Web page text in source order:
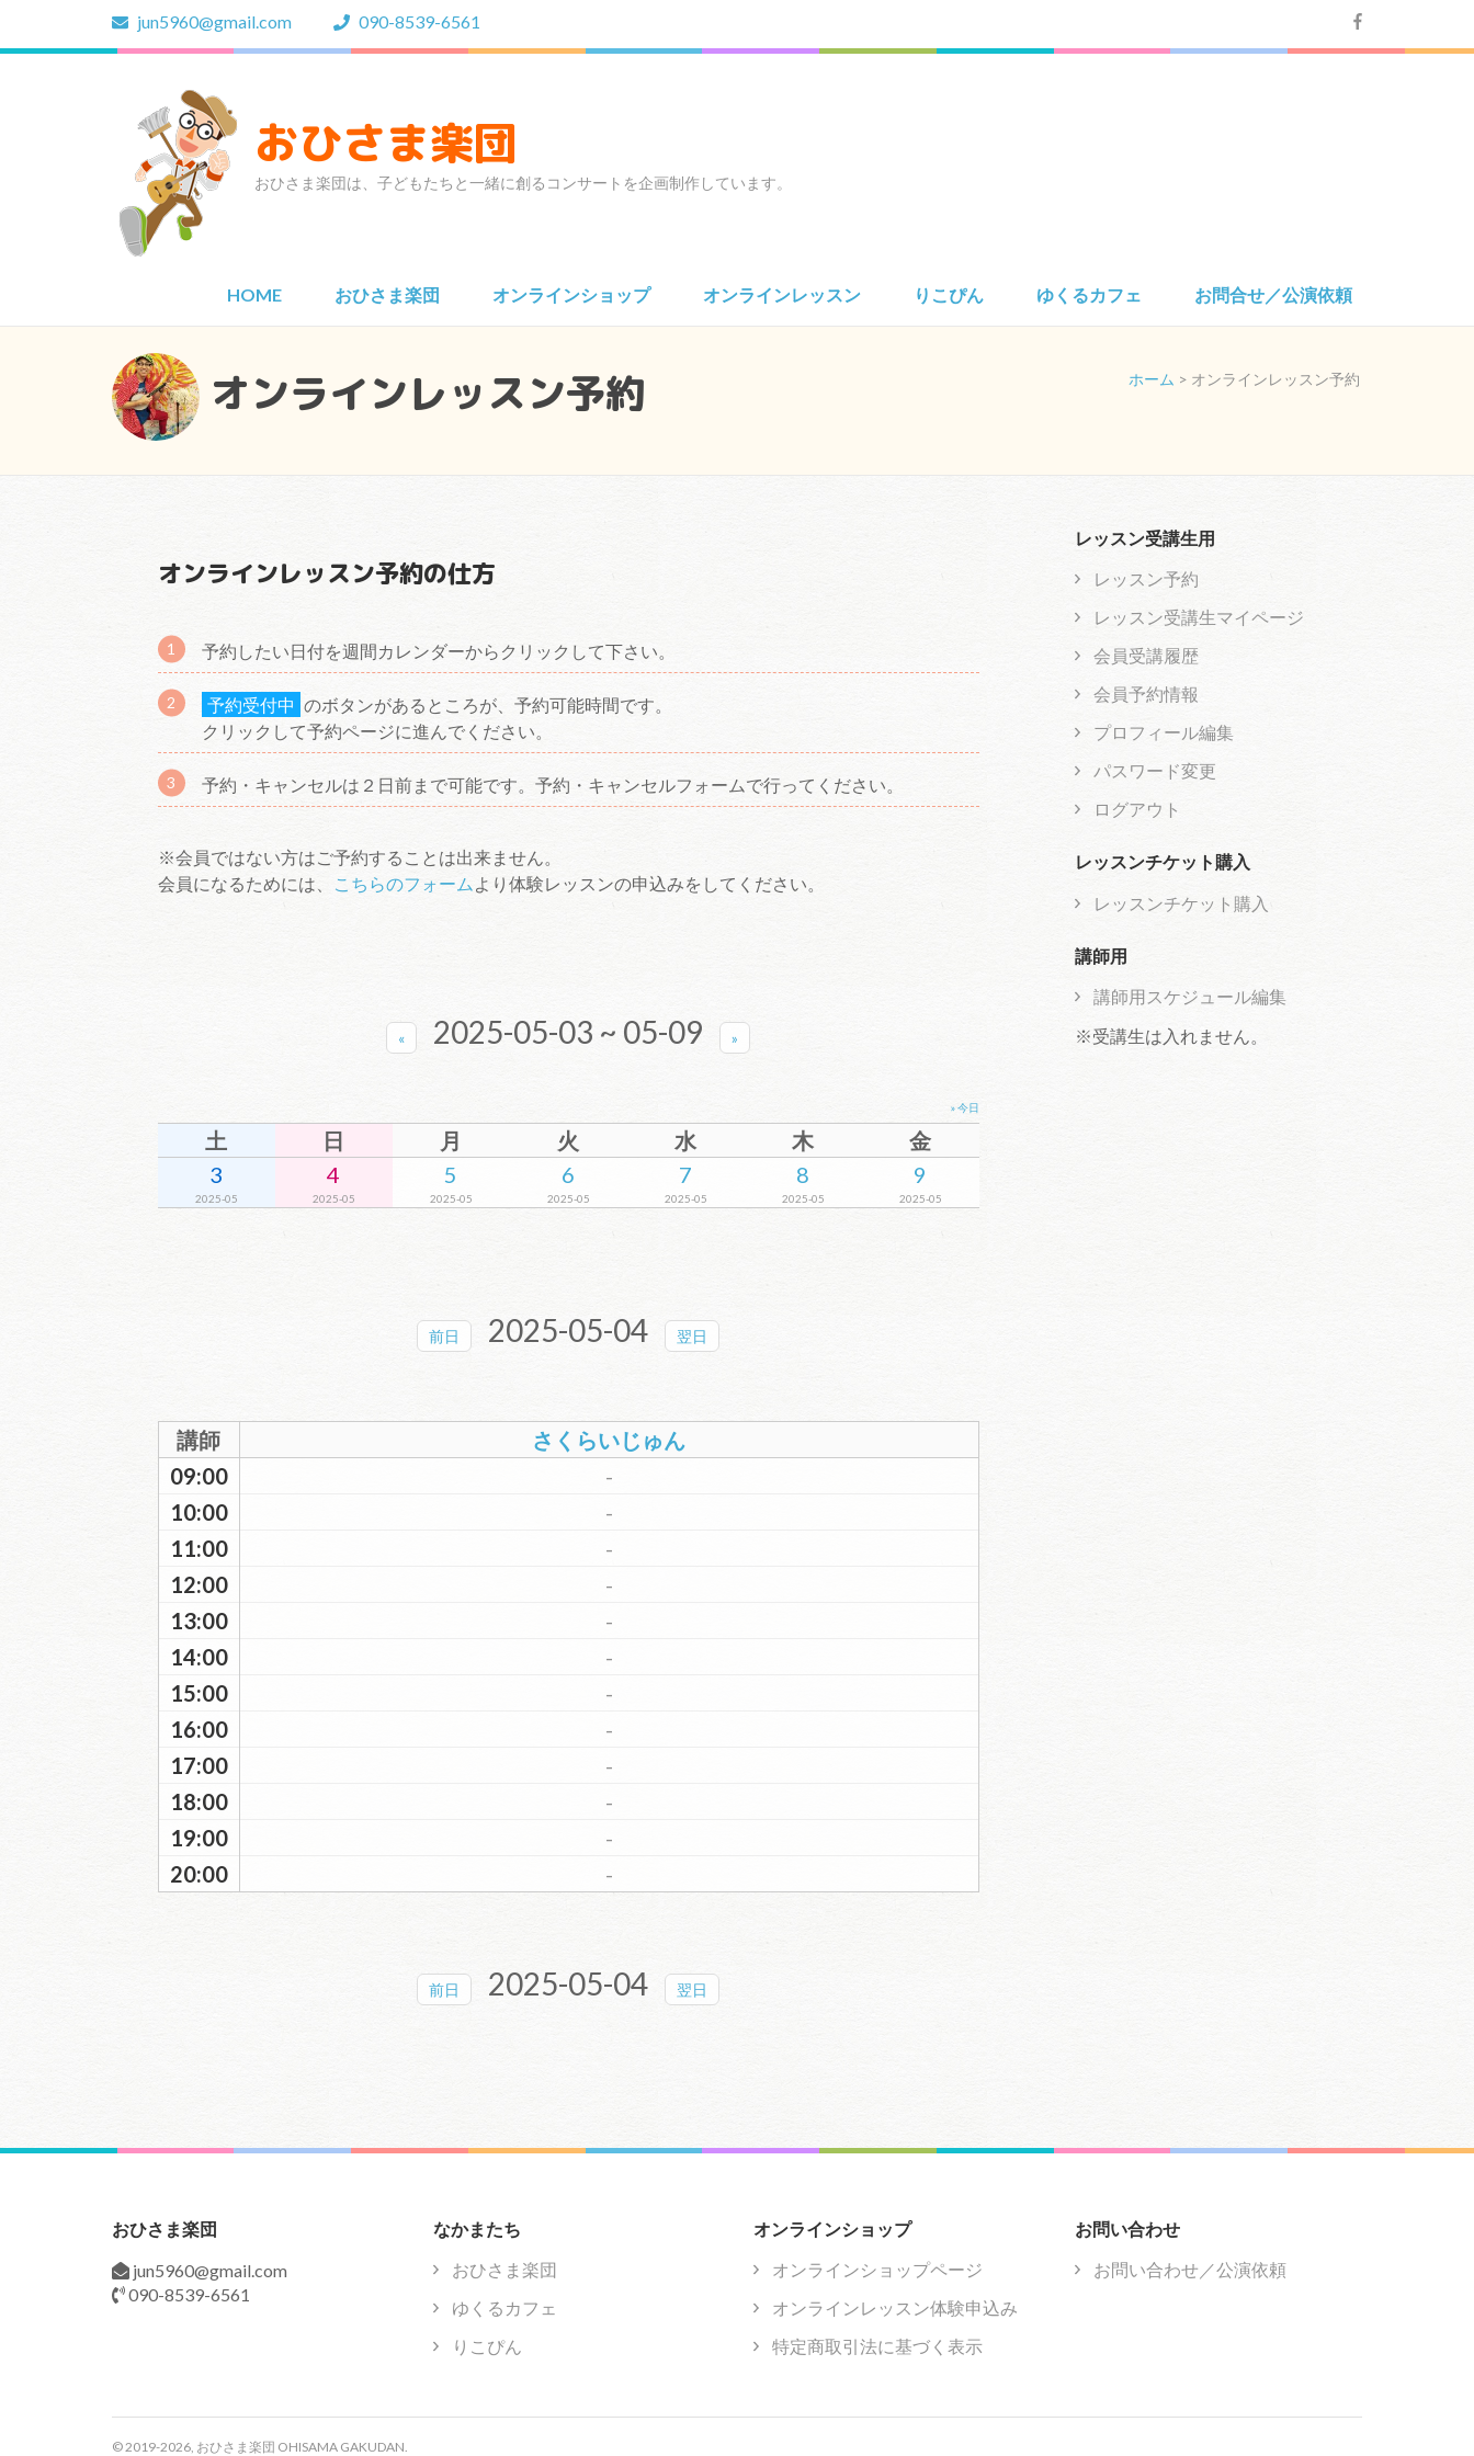
jun5960@gmail.com 090-8539-6561
おひさま楽団
おひさま楽団は、子どもたちと一緒に創るコンサートを企画制作しています。
HOME おひさま楽団 オンラインショップ オンラインレッスン りこぴん ゆくるカフェ お問合せ／公演依頼
オンラインレッスン予約 ホーム > オンラインレッスン予約
オンラインレッスン予約の仕方
予約したい日付を週間カレンダーからクリックして下さい。
予約受付中 のボタンがあるところが、予約可能時間です。
クリックして予約ページに進んでください。
予約・キャンセルは２日前まで可能です。予約・キャンセルフォームで行ってください。
※会員ではない方はご予約することは出来ません。
会員になるためには、
こちらのフォーム より体験レッスンの申込みをしてください。
« 2025-05-03 ~ 05-09 »
» 今日
土 日 月 火 水 木
金
3
2025-05
4
2025-05
5
2025-05
6
2025-05
7
2025-05
8
2025-05
9
2025-05
前日 2025-05-04 翌日
講師
さくらいじゅん
09:00
-
10:00
-
11:00
-
12:00
-
13:00
-
14:00
-
15:00
-
16:00
-
17:00
-
18:00
-
19:00
-
20:00
-
前日 2025-05-04 翌日
レッスン受講生用
レッスン予約
レッスン受講生マイページ
会員受講履歴
会員予約情報
プロフィール編集
パスワード変更
ログアウト
レッスンチケット購入
レッスンチケット購入
講師用
講師用スケジュール編集
※受講生は入れません。
おひさま楽団
jun5960@gmail.com
090-8539-6561
なかまたち
おひさま楽団
ゆくるカフェ
りこぴん
オンラインショップ
オンラインショップページ
オンラインレッスン体験申込み
特定商取引法に基づく表示
お問い合わせ
お問い合わせ／公演依頼
© 2019-2026, おひさま楽団 OHISAMA GAKUDAN.